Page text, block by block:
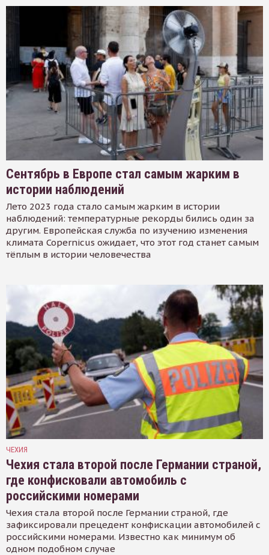
Сентябрь в Европе стал самым жарким в
истории наблюдений
Лето 2023 года стало самым жарким в истории
наблюдений: температурные рекорды бились один за
другим. Европейская служба по изучению изменения
климата Copernicus ожидает, что этот год станет самым
тёплым в истории человечества
ЧЕХИЯ
Чехия стала второй после Германии страной,
где конфисковали автомобиль с
российскими номерами
Чехия стала второй после Германии страной, где
зафиксировали прецедент конфискации автомобилей с
российскими номерами. Известно как минимум об
одном подобном случае